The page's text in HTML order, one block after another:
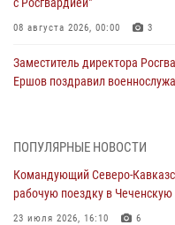
08 августа 2026, 00:00 3
Заместитель директора
Ершов поздравил
операция войск правопорядка
07 августа 2026, 15:28
ПОПУЛЯРНЫЕ НОВОСТИ
Командующий Северо-
рабочую поездку в Чеченскую
23 июля 2026, 16:10 6